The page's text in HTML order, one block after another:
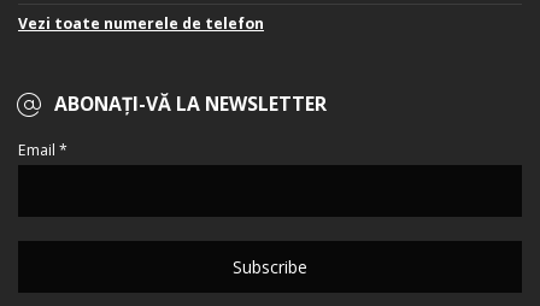
Vezi toate numerele de telefon
ABONAȚI-VĂ LA NEWSLETTER
Email *